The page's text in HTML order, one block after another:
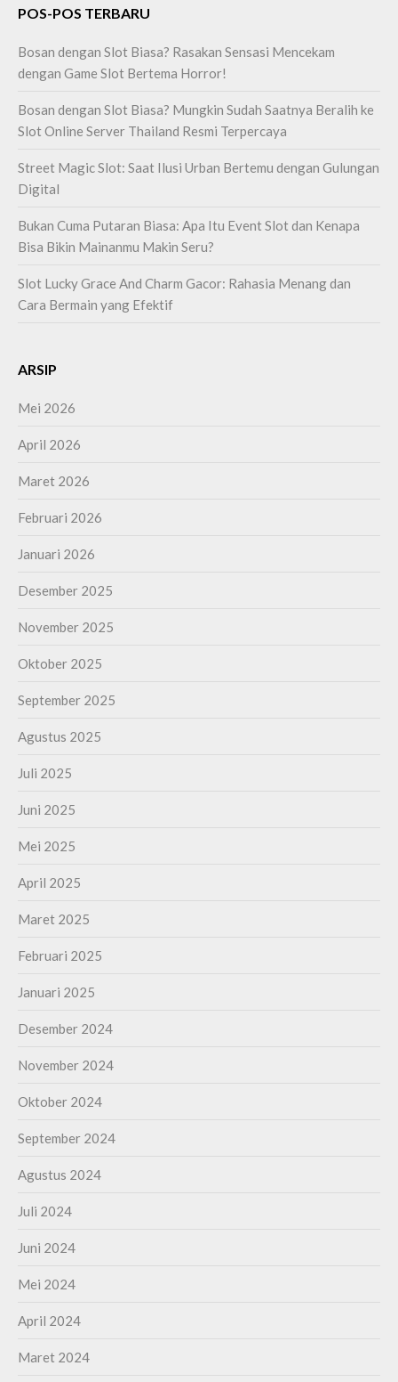
POS-POS TERBARU
Bosan dengan Slot Biasa? Rasakan Sensasi Mencekam
dengan Game Slot Bertema Horror!
Bosan dengan Slot Biasa? Mungkin Sudah Saatnya Beralih ke
Slot Online Server Thailand Resmi Terpercaya
Street Magic Slot: Saat Ilusi Urban Bertemu dengan Gulungan
Digital
Bukan Cuma Putaran Biasa: Apa Itu Event Slot dan Kenapa
Bisa Bikin Mainanmu Makin Seru?
Slot Lucky Grace And Charm Gacor: Rahasia Menang dan
Cara Bermain yang Efektif
ARSIP
Mei 2026
April 2026
Maret 2026
Februari 2026
Januari 2026
Desember 2025
November 2025
Oktober 2025
September 2025
Agustus 2025
Juli 2025
Juni 2025
Mei 2025
April 2025
Maret 2025
Februari 2025
Januari 2025
Desember 2024
November 2024
Oktober 2024
September 2024
Agustus 2024
Juli 2024
Juni 2024
Mei 2024
April 2024
Maret 2024